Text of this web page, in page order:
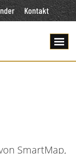
Kontakt
SmartMap,